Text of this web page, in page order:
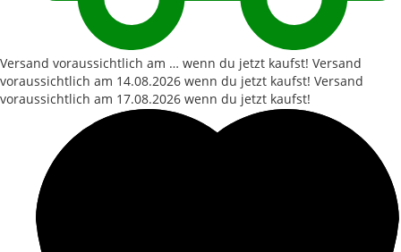
Versand voraussichtlich am … wenn du jetzt kaufst! Versand
voraussichtlich am 14.08.2026 wenn du jetzt kaufst! Versand
voraussichtlich am 17.08.2026 wenn du jetzt kaufst!